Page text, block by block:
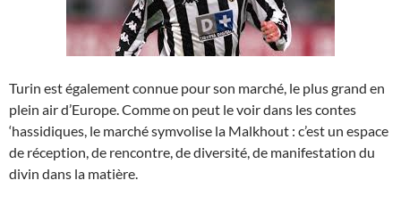
Turin est également connue pour son marché, le plus grand en
plein air d’Europe. Comme on peut le voir dans les contes
‘hassidiques, le marché symvolise la Malkhout : c’est un espace
de réception, de rencontre, de diversité, de manifestation du
divin dans la matière.